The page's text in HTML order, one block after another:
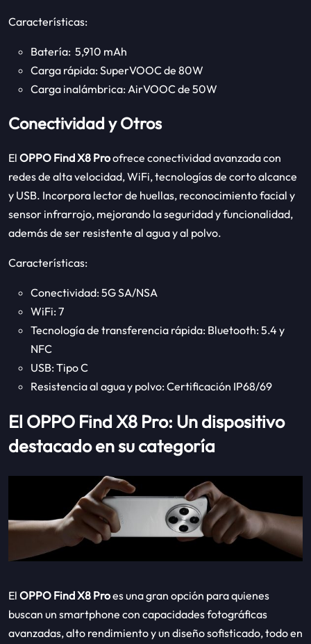
Características:
Batería: 5,910 mAh
Carga rápida: SuperVOOC de 80W
Carga inalámbrica: AirVOOC de 50W
Conectividad y Otros
El OPPO Find X8 Proofrece conectividad avanzada con
redes de alta velocidad, WiFi, tecnologías de corto alcance
y USB. Incorpora lector de huellas, reconocimiento facial y
sensor infrarrojo, mejorando la seguridad y funcionalidad,
además de ser resistente al agua y al polvo.
Características:
Conectividad: 5G SA/NSA
WiFi: 7
Tecnología de transferencia rápida: Bluetooth: 5.4 y
NFC
USB: Tipo C
Resistencia al agua y polvo: Certificación IP68/69
El OPPO Find X8 Pro: Un dispositivo
destacado en su categoría
El OPPO Find X8 Proes una gran opción para quienes
buscan un smartphone con capacidades fotográficas
avanzadas, alto rendimiento y un diseño sofisticado, todo en